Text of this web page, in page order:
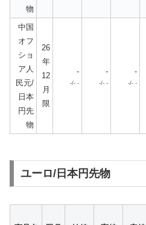
物
中国
オフ
ショ
ア人
民元/
日本
円先
物
26
年
12
月
限
-
-/- -
-
-/- -
-
-/- -
ユーロ/日本円先物